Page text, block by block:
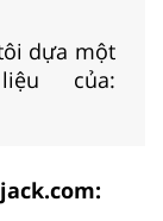
dựa một
của: